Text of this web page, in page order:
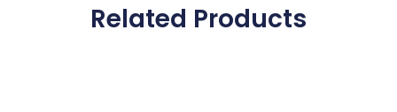
Related Products